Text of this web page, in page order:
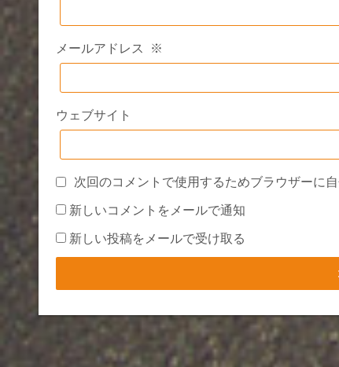
メールアドレス ※
ウェブサイト
次回のコメントで使用するためブラウザーに
新しいコメントをメールで通知
新しい投稿をメールで受け取る